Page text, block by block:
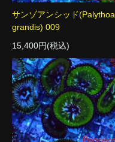
サンゾアンシッド(Palythoa
grandis) 009
15,400円(税込)